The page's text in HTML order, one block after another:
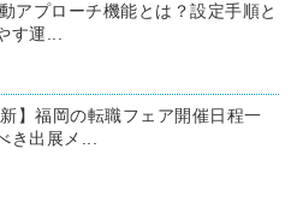
アプローチ機能とは？設定手順と
す運...
新】福岡の転職フェア開催日程一
き出展メ...